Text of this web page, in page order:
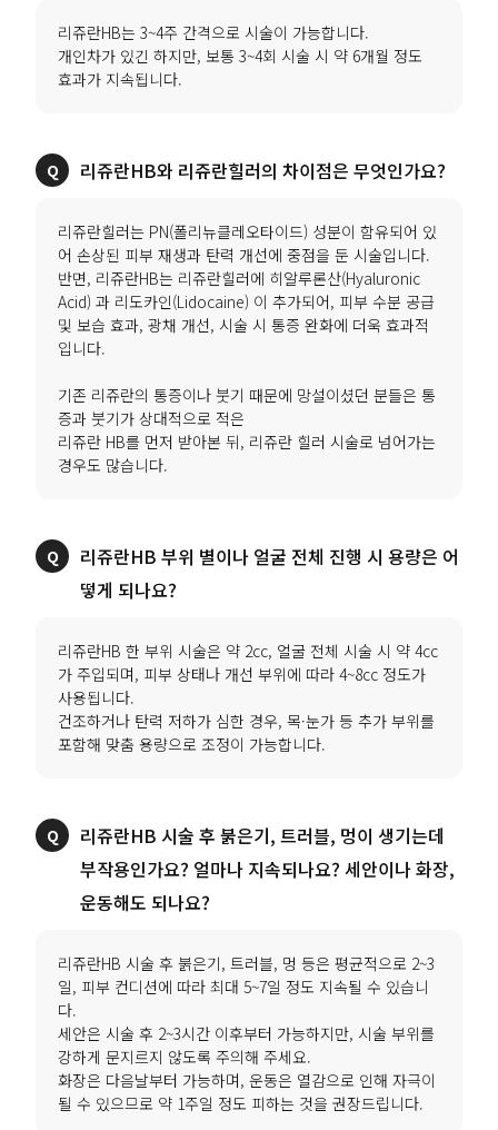
리쥬란HB는 3~4주 간격으로 시술이 가능합니다.
개인차가 있긴 하지만, 보통 3~4회 시술 시 약 6개월 정도
효과가 지속됩니다.
리쥬란HB와 리쥬란힐러의 차이점은 무엇인가요?
리쥬란힐러는 PN(폴리뉴클레오타이드) 성분이 함유되어 있
어 손상된 피부 재생과 탄력 개선에 중점을 둔 시술입니다.
반면, 리쥬란HB는 리쥬란힐러에 히알루론산(Hyaluronic
Acid) 과 리도카인(Lidocaine) 이 추가되어, 피부 수분 공급
및 보습 효과, 광채 개선, 시술 시 통증 완화에 더욱 효과적
입니다.
기존 리쥬란의 통증이나 붓기 때문에 망설이셨던 분들은 통
증과 붓기가 상대적으로 적은
리쥬란 HB를 먼저 받아본 뒤, 리쥬란 힐러 시술로 넘어가는
경우도 많습니다.
리쥬란HB 부위 별이나 얼굴 전체 진행 시 용량은 어
떻게 되나요?
리쥬란HB 한 부위 시술은 약 2cc, 얼굴 전체 시술 시 약 4cc
가 주입되며, 피부 상태나 개선 부위에 따라 4~8cc 정도가
사용됩니다.
건조하거나 탄력 저하가 심한 경우, 목·눈가 등 추가 부위를
포함해 맞춤 용량으로 조정이 가능합니다.
리쥬란HB 시술 후 붉은기, 트러블, 멍이 생기는데
부작용인가요? 얼마나 지속되나요? 세안이나 화장,
운동해도 되나요?
리쥬란HB 시술 후 붉은기, 트러블, 멍 등은 평균적으로 2~3
일, 피부 컨디션에 따라 최대 5~7일 정도 지속될 수 있습니
다.
세안은 시술 후 2~3시간 이후부터 가능하지만, 시술 부위를
강하게 문지르지 않도록 주의해 주세요.
화장은 다음날부터 가능하며, 운동은 열감으로 인해 자극이
될 수 있으므로 약 1주일 정도 피하는 것을 권장드립니다.